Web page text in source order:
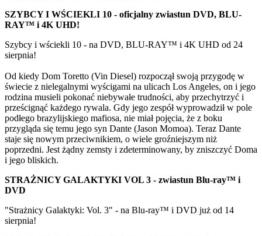
SZYBCY I WŚCIEKLI 10 - oficjalny zwiastun DVD, BLU-
RAY™ i 4K UHD!
Szybcy i wściekli 10 - na DVD, BLU-RAY™ i 4K UHD od 24
sierpnia!
Od kiedy Dom Toretto (Vin Diesel) rozpoczął swoją przygodę w
świecie z nielegalnymi wyścigami na ulicach Los Angeles, on i jego
rodzina musieli pokonać niebywałe trudności, aby przechytrzyć i
prześcignąć każdego rywala. Gdy jego zespół wyprowadził w pole
podłego brazylijskiego mafiosa, nie miał pojęcia, że z boku
przygląda się temu jego syn Dante (Jason Momoa). Teraz Dante
staje się nowym przeciwnikiem, o wiele groźniejszym niż
poprzedni. Jest żądny zemsty i zdeterminowany, by zniszczyć Doma
i jego bliskich.
STRAŻNICY GALAKTYKI VOL 3 - zwiastun Blu-ray™ i
DVD
"Strażnicy Galaktyki: Vol. 3" - na Blu-ray™ i DVD już od 14
sierpnia!